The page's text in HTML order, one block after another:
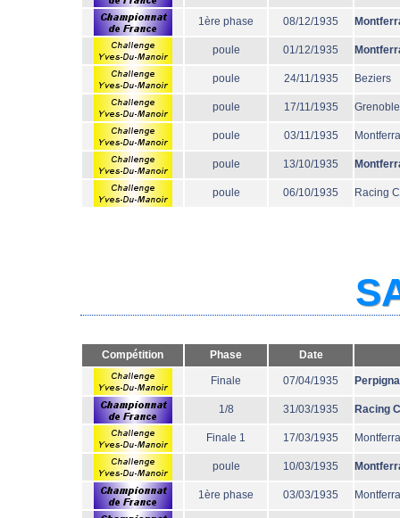
1ère phase 08/12/1935
poule 01/12/1935
poule 24/11/1935 Beziers
poule 17/11/1935 Grenoble
poule 03/11/1935
poule 13/10/1935
poule 06/10/1935 Racing
Compétition Phase Date
Finale 07/04/1935
1/8 31/03/1935 Racing
Finale 1 17/03/1935
poule 10/03/1935
1ère phase 03/03/1935